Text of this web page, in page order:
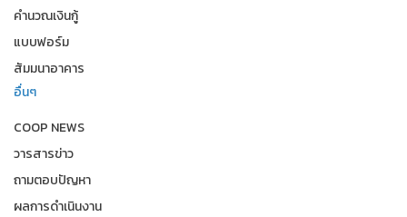
คำนวณเงินกู้
แบบฟอร์ม
สัมมนาอาคาร
อื่นๆ
COOP NEWS
วารสารข่าว
ถามตอบปัญหา
ผลการดำเนินงาน